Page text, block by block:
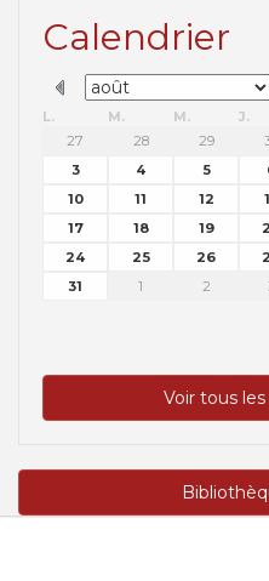
Calendrier
L. M. M. J.
27
28 29
3
4 5
10
11 12
17
18 19
24
25 26
31
1 2
Voir tous